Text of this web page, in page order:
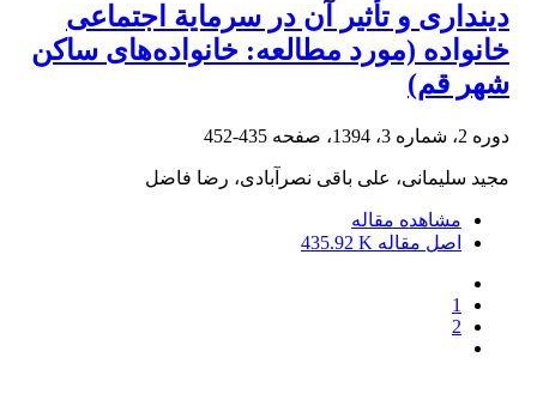
دینداری و تأثیر آن در سرمایة اجتماعی
خانواده (مورد مطالعه: خانواده‌های ساکن
شهر قم)
دوره 2، شماره 3، 1394، صفحه 435-452
مجید سلیمانی، علی باقی نصرآبادی، رضا فاضل
مشاهده مقاله
اصل مقاله 435.92 K
1
2